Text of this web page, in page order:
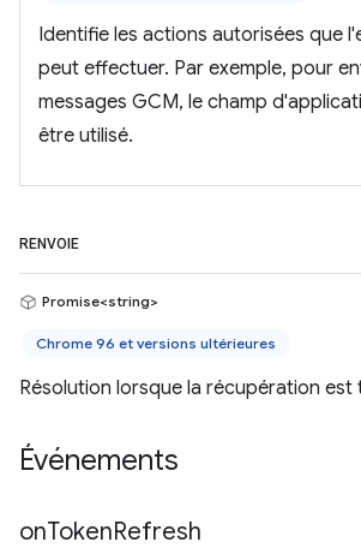
Identifie les actions autorisées que
peut effectuer. Par exemple, pour
messages GCM, le champ
être utilisé.
RENVOIE
Promise<string>
Chrome 96 et versions ultérieures
Résolution lorsque la récupération est
Événements
onTokenRefresh